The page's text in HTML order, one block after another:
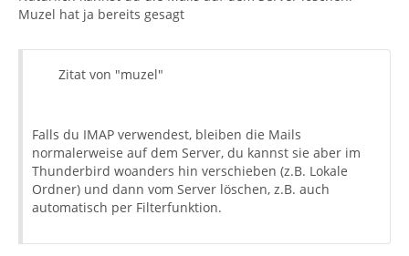
Muzel hat ja bereits gesagt
Zitat von "muzel"
Falls du IMAP verwendest, bleiben die Mails
normalerweise auf dem Server, du kannst sie aber im
Thunderbird woanders hin verschieben (z.B. Lokale
Ordner) und dann vom Server löschen, z.B. auch
automatisch per Filterfunktion.